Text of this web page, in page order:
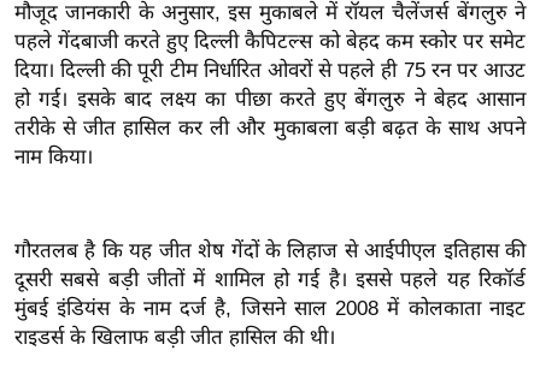
2
6
क्रा
इ
म
पे
प
र
मि
मौजूद जानकारी के अनुसार, इस मुकाबले में रॉयल चैलेंजर्स बेंगलुरु ने
पहले गेंदबाजी करते हुए दिल्ली कैपिटल्स को बेहद कम स्कोर पर समेट
दिया। दिल्ली की पूरी टीम निर्धारित ओवरों से पहले ही 75 रन पर आउट
हो गई। इसके बाद लक्ष्य का पीछा करते हुए बेंगलुरु ने बेहद आसान
तरीके से जीत हासिल कर ली और मुकाबला बड़ी बढ़त के साथ अपने
नाम किया।
गौरतलब है कि यह जीत शेष गेंदों के लिहाज से आईपीएल इतिहास की
दूसरी सबसे बड़ी जीतों में शामिल हो गई है। इससे पहले यह रिकॉर्ड
मुंबई इंडियंस के नाम दर्ज है, जिसने साल 2008 में कोलकाता नाइट
राइडर्स के खिलाफ बड़ी जीत हासिल की थी।